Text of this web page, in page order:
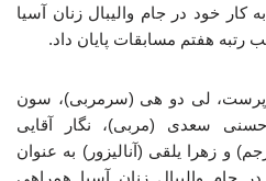
کار خود در جام والیبال زنان آسیا
لی دو هی (سرمربی)، سون
سعدی (مربی)، نگار آقایی
و زهرا یلقی (آنالیزور) به عنوان
جام والیبال زنان آسیا همراهی